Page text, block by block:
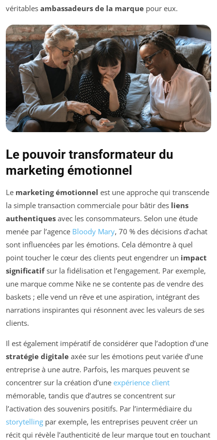
véritables ambassadeurs de la marque pour eux.
Le pouvoir transformateur du
marketing émotionnel
Le marketing émotionnel est une approche qui transcende
la simple transaction commerciale pour bâtir des liens
authentiques avec les consommateurs. Selon une étude
menée par l’agence Bloody Mary, 70 % des décisions d’achat
sont influencées par les émotions. Cela démontre à quel
point toucher le cœur des clients peut engendrer un impact
significatifsur la fidélisation et l’engagement. Par exemple,
une marque comme Nike ne se contente pas de vendre des
baskets ; elle vend un rêve et une aspiration, intégrant des
narrations inspirantes qui résonnent avec les valeurs de ses
clients.
Il est également impératif de considérer que l’adoption d’une
stratégie digitale axée sur les émotions peut variée d’une
entreprise à une autre. Parfois, les marques peuvent se
concentrer sur la création d’une expérience client
mémorable, tandis que d’autres se concentrent sur
l’activation des souvenirs positifs. Par l’intermédiaire du
storytelling par exemple, les entreprises peuvent créer un
récit qui révèle l’authenticité de leur marque tout en touchant